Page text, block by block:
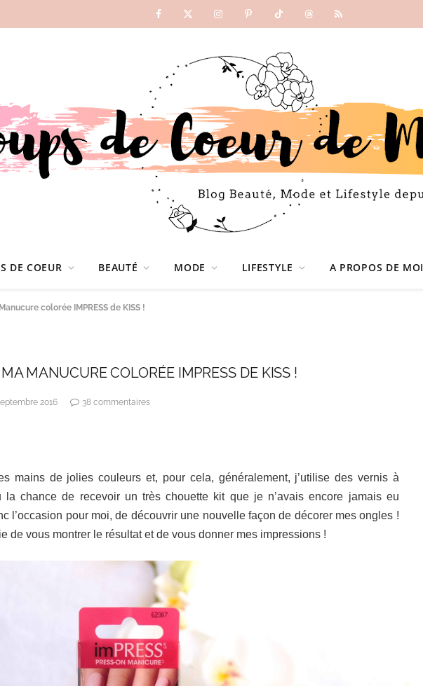
Facebook
X
InstagramPinterestTikTokThreadsRSS
DE COEUR BEAUTÉ MODE LIFESTYLE A PROPOS DE MOI
colorée IMPRESS de KISS !
MANUCURE COLORÉE IMPRESS DE KISS !
2016 38 commentaires
mains de jolies couleurs et, pour cela, généralement, j’utilise des vernis à
la chance de recevoir un très chouette kit que je n’avais encore jamais eu
l’occasion pour moi, de découvrir une nouvelle façon de décorer mes ongles !
de vous montrer le résultat et de vous donner mes impressions !